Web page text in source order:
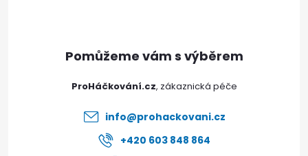
ProHáčkování.cz
info@prohackovani.cz
+420 603 848 864